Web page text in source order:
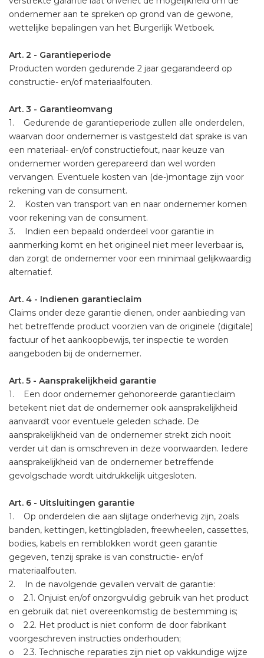
ondernemer aan te spreken op grond van de gewone,
wettelijke bepalingen van het Burgerlijk Wetboek.
Art. 2 - Garantieperiode
Producten worden gedurende 2 jaar gegarandeerd op
constructie- en/of materiaalfouten.
Art. 3 - Garantieomvang
1. Gedurende de garantieperiode zullen alle onderdelen,
waarvan door ondernemer is vastgesteld dat sprake is van
een materiaal- en/of constructiefout, naar keuze van
ondernemer worden gerepareerd dan wel worden
vervangen. Eventuele kosten van (de-)montage zijn voor
rekening van de consument.
2. Kosten van transport van en naar ondernemer komen
voor rekening van de consument.
3. Indien een bepaald onderdeel voor garantie in
aanmerking komt en het origineel niet meer leverbaar is,
dan zorgt de ondernemer voor een minimaal gelijkwaardig
alternatief.
Art. 4 - Indienen garantieclaim
Claims onder deze garantie dienen, onder aanbieding van
het betreffende product voorzien van de originele (digitale)
factuur of het aankoopbewijs, ter inspectie te worden
aangeboden bij de ondernemer.
Art. 5 - Aansprakelijkheid garantie
1. Een door ondernemer gehonoreerde garantieclaim
betekent niet dat de ondernemer ook aansprakelijkheid
aanvaardt voor eventuele geleden schade. De
aansprakelijkheid van de ondernemer strekt zich nooit
verder uit dan is omschreven in deze voorwaarden. Iedere
aansprakelijkheid van de ondernemer betreffende
gevolgschade wordt uitdrukkelijk uitgesloten.
Art. 6 - Uitsluitingen garantie
1. Op onderdelen die aan slijtage onderhevig zijn, zoals
banden, kettingen, kettingbladen, freewheelen, cassettes,
bodies, kabels en remblokken wordt geen garantie
gegeven, tenzij sprake is van constructie- en/of
materiaalfouten.
2. In de navolgende gevallen vervalt de garantie:
o 2.1. Onjuist en/of onzorgvuldig gebruik van het product
en gebruik dat niet overeenkomstig de bestemming is;
o 2.2. Het product is niet conform de door fabrikant
voorgeschreven instructies onderhouden;
o 2.3. Technische reparaties zijn niet op vakkundige wijze